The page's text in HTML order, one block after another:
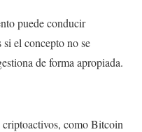
puede conducir
el concepto no se
de forma apropiada.
criptoactivos, como Bitcoin